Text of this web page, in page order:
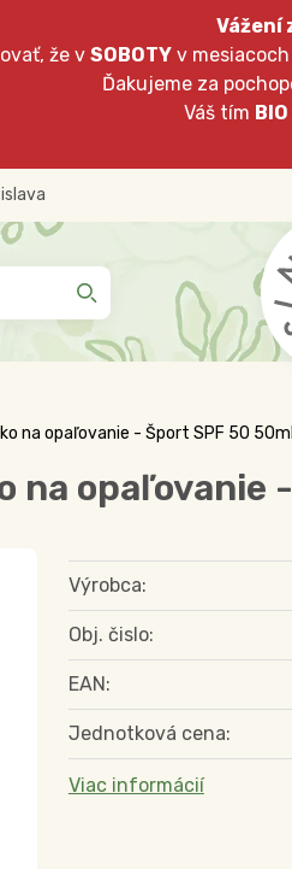
Vážení
že v SOBOTYv mesiacoch
Ďakujeme za
Váš tím
na opaľovanie - Šport SPF 50
na opaľovanie
Výrobca:
Obj. čislo:
EAN:
Jednotková cena:
Viac informácií